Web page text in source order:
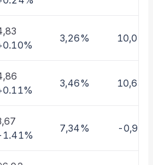
3,26% 10,01%
3,46% 10,63%
7,34% -0,97%